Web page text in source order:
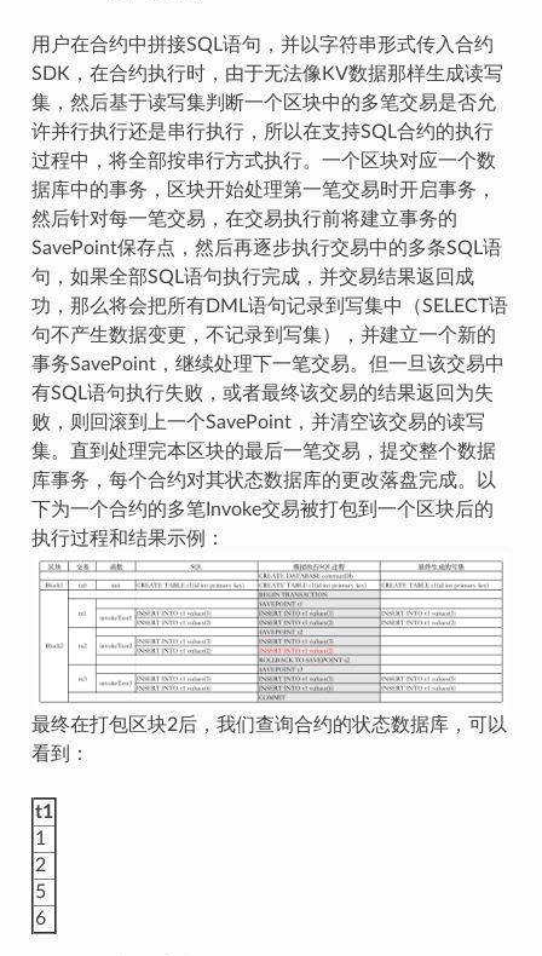
用户在合约中拼接SQL语句，并以字符串形式传入合约
SDK，在合约执行时，由于无法像KV数据那样生成读写
集，然后基于读写集判断一个区块中的多笔交易是否允
许并行执行还是串行执行，所以在支持SQL合约的执行
过程中，将全部按串行方式执行。一个区块对应一个数
据库中的事务，区块开始处理第一笔交易时开启事务，
然后针对每一笔交易，在交易执行前将建立事务的
SavePoint保存点，然后再逐步执行交易中的多条SQL语
句，如果全部SQL语句执行完成，并交易结果返回成
功，那么将会把所有DML语句记录到写集中（SELECT语
句不产生数据变更，不记录到写集），并建立一个新的
事务SavePoint，继续处理下一笔交易。但一旦该交易中
有SQL语句执行失败，或者最终该交易的结果返回为失
败，则回滚到上一个SavePoint，并清空该交易的读写
集。直到处理完本区块的最后一笔交易，提交整个数据
库事务，每个合约对其状态数据库的更改落盘完成。以
下为一个合约的多笔Invoke交易被打包到一个区块后的
执行过程和结果示例：
最终在打包区块2后，我们查询合约的状态数据库，可以
看到：
t1
1
2
5
6